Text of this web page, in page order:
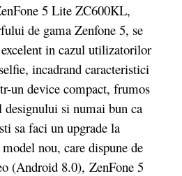
5 Lite ZC600KL,
de gama Zenfone 5, se
in cazul utilizatorilor
incadrand caracteristici
un device compact, frumos
designului si numai bun ca
sa faci un upgrade la
nou, care dispune de
(Android 8.0), ZenFone 5